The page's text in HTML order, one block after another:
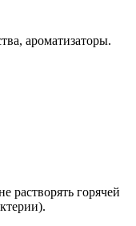
ароматизаторы.
растворять горячей